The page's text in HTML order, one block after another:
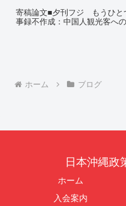
寄稿論文■夕刊フジ もうひと
事録不作成：中国人観光客へ
ホーム ブログ
日本沖縄政
ホーム
入会案内